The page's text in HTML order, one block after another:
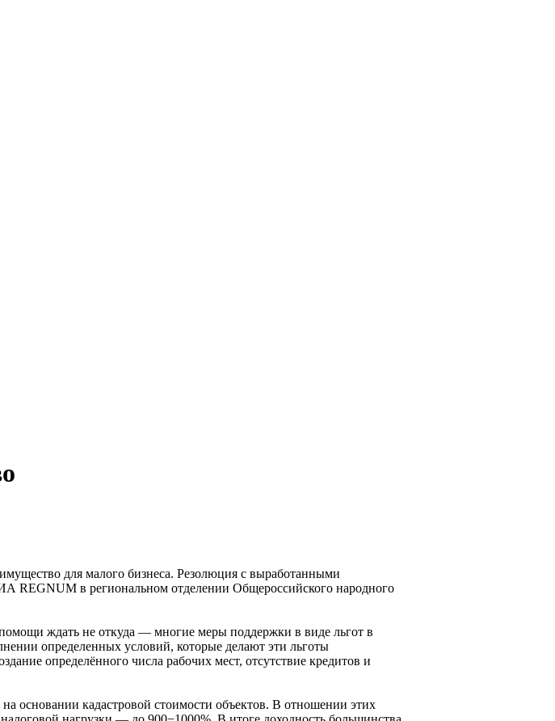
для малого бизнеса. Резолюция с выработанными
REGNUM в региональном отделении Общероссийского народного
ждать не откуда — многие меры поддержки в виде льгот в
определенных условий, которые делают эти льготы
определённого числа рабочих мест, отсутствие кредитов и
основании кадастровой стоимости объектов. В отношении этих